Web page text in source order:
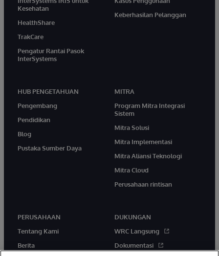
Kesehatan
HealthShare
TrakCare
Pengatur Rantai Pasok
InterSystems
Keberhasilan Pelanggan
HUB PENGETAHUAN
Pengembang
Pendidikan
Blog
Pustaka Sumber Daya
MITRA
Program Mitra Integrasi
Sistem
Mitra Solusi
Mitra Implementasi
Mitra Aliansi Teknologi
Mitra Cloud
Perusahaan rintisan
PERUSAHAAN
Tentang Kami
Berita
DUKUNGAN
WRC Langsung
Dokumentasi